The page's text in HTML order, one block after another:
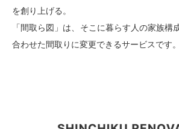
を創り上げる。
「間取ら図」は、そこに暮らす人の家族構
合わせた間取りに変更できるサービスです。